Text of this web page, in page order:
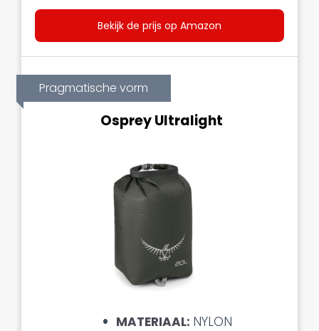
Bekijk de prijs op Amazon
Pragmatische vorm
Osprey Ultralight
MATERIAAL: NYLON